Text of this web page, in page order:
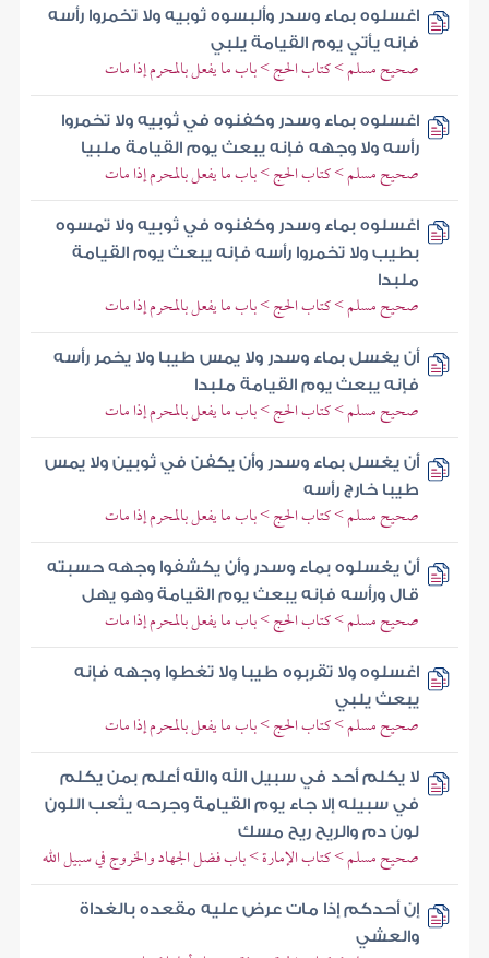
اغسلوه بماء وسدر وألبسوه ثوبيه ولا تخمروا رأسه
فإنه يأتي يوم القيامة يلبي
صحيح مسلم > كتاب الحج > باب ما يفعل بالمحرم إذا مات
اغسلوه بماء وسدر وكفنوه في ثوبيه ولا تخمروا
رأسه ولا وجهه فإنه يبعث يوم القيامة ملبيا
صحيح مسلم > كتاب الحج > باب ما يفعل بالمحرم إذا مات
اغسلوه بماء وسدر وكفنوه في ثوبيه ولا تمسوه
بطيب ولا تخمروا رأسه فإنه يبعث يوم القيامة
ملبدا
صحيح مسلم > كتاب الحج > باب ما يفعل بالمحرم إذا مات
أن يغسل بماء وسدر ولا يمس طيبا ولا يخمر رأسه
فإنه يبعث يوم القيامة ملبدا
صحيح مسلم > كتاب الحج > باب ما يفعل بالمحرم إذا مات
أن يغسل بماء وسدر وأن يكفن في ثوبين ولا يمس
طيبا خارج رأسه
صحيح مسلم > كتاب الحج > باب ما يفعل بالمحرم إذا مات
أن يغسلوه بماء وسدر وأن يكشفوا وجهه حسبته
قال ورأسه فإنه يبعث يوم القيامة وهو يهل
صحيح مسلم > كتاب الحج > باب ما يفعل بالمحرم إذا مات
اغسلوه ولا تقربوه طيبا ولا تغطوا وجهه فإنه
يبعث يلبي
صحيح مسلم > كتاب الحج > باب ما يفعل بالمحرم إذا مات
لا يكلم أحد في سبيل الله والله أعلم بمن يكلم
في سبيله إلا جاء يوم القيامة وجرحه يثعب اللون
لون دم والريح ريح مسك
صحيح مسلم > كتاب الإمارة > باب فضل الجهاد والخروج في سبيل الله
إن أحدكم إذا مات عرض عليه مقعده بالغداة
والعشي